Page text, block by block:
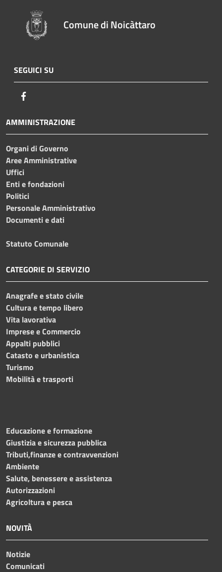
Comune di Noicàttaro
SEGUICI SU
AMMINISTRAZIONE
Organi di Governo
Aree Amministrative
Uffici
Enti e fondazioni
Politici
Personale Amministrativo
Documenti e dati
Statuto Comunale
CATEGORIE DI SERVIZIO
Anagrafe e stato civile
Cultura e tempo libero
Vita lavorativa
Imprese e Commercio
Appalti pubblici
Catasto e urbanistica
Turismo
Mobilità e trasporti
Educazione e formazione
Giustizia e sicurezza pubblica
Tributi,finanze e contravvenzioni
Ambiente
Salute, benessere e assistenza
Autorizzazioni
Agricoltura e pesca
NOVITÀ
Notizie
Comunicati